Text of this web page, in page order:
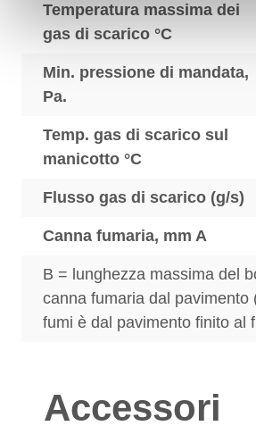
Temperatura massima dei
gas di scarico °C
Min. pressione di mandata,
Pa.
Temp. gas di scarico sul
manicotto °C
Flusso gas di scarico (g/s)
Canna fumaria, mm A
B = lunghezza massima del
canna fumaria dal
fumi è dal pavimento finito al
Accessori